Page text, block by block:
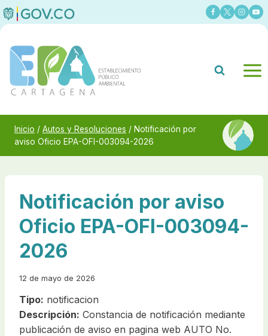
Saltar
al
Inicio / Autos y Resoluciones / Notificación por
aviso Oficio EPA-OFI-003094-2026
Notificación por aviso
Oficio EPA-OFI-003094-
2026
12 de mayo de 2026
Tipo: notificacion
Descripción: Constancia de notificación mediante
publicación de aviso en pagina web AUTO No.